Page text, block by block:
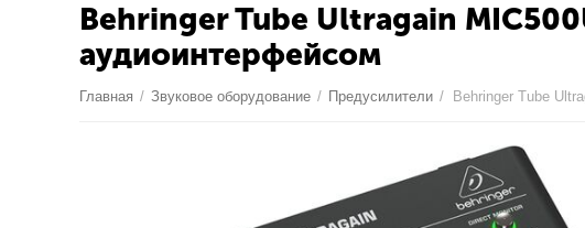
Behringer Tube Ultragain
аудиоинтерфейсом
Главная / Звуковое оборудование / Предусилители /